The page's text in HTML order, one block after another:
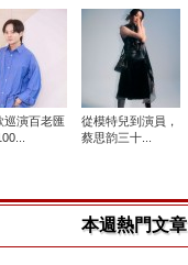
巡演百老匯
​從模特兒到演員，
蔡思韵三十...
本週熱門文章